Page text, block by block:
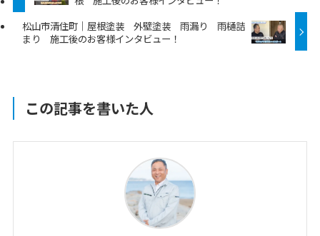
松山市清住町｜屋根塗装 外壁塗装 雨漏り 雨樋詰
まり 施工後のお客様インタビュー！
この記事を書いた人